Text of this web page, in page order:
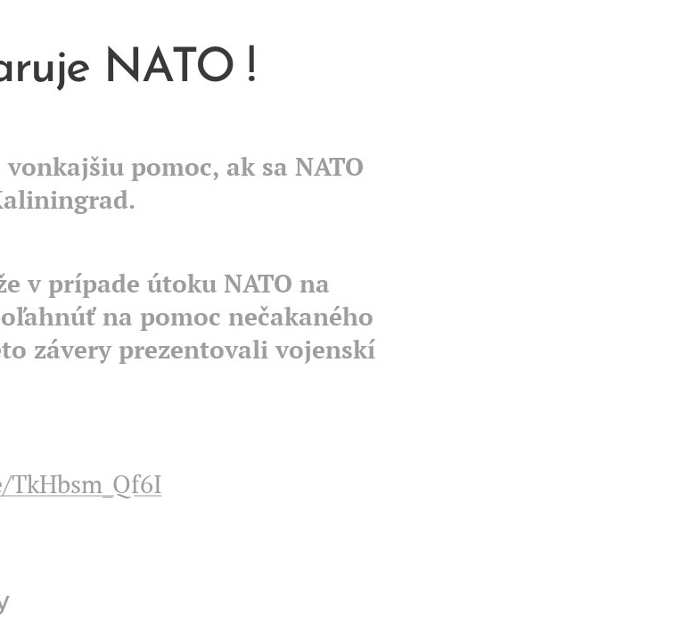
NATO !
pomoc, ak sa NATO
v prípade útoku NATO na
na pomoc nečakaného
závery prezentovali vojenskí